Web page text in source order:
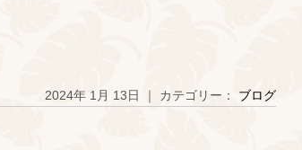
2024年 1月 13日 ｜ カテゴリー： ブログ